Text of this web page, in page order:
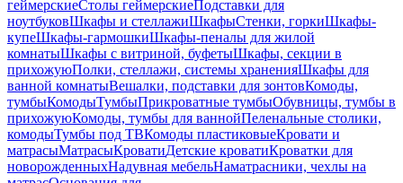
геймерскиеСтолы геймерскиеПодставки для
ноутбуковШкафы и стеллажиШкафыСтенки, горкиШкафы-
купеШкафы-гармошкиШкафы-пеналы для жилой
комнатыШкафы с витриной, буфетыШкафы, секции в
прихожуюПолки, стеллажи, системы храненияШкафы для
ванной комнатыВешалки, подставки для зонтовКомоды,
тумбыКомодыТумбыПрикроватные тумбыОбувницы, тумбы в
прихожуюКомоды, тумбы для ваннойПеленальные столики,
комодыТумбы под ТВКомоды пластиковыеКровати и
матрасыМатрасыКроватиДетские кроватиКроватки для
новорожденныхНадувная мебельНаматрасники, чехлы на